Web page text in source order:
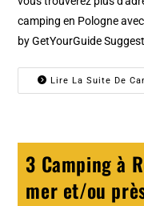
camping en Pologne
by GetYourGuide
Lire La Suite De
3 Camping à
mer et/ou